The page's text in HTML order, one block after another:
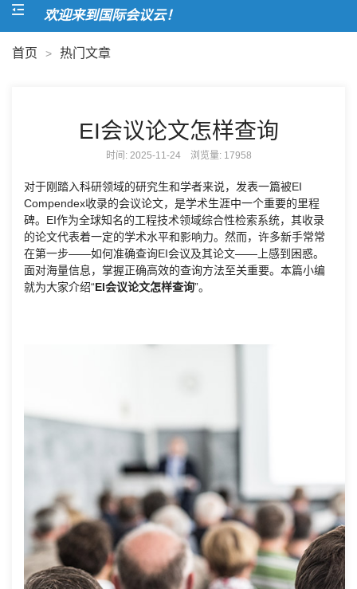
欢迎来到国际会议云！
首页 > 热门文章
EI会议论文怎样查询
时间: 2025-11-24 浏览量: 17958
对于刚踏入科研领域的研究生和学者来说，发表一篇被EI
Compendex收录的会议论文，是学术生涯中一个重要的里程
碑。EI作为全球知名的工程技术领域综合性检索系统，其收录
的论文代表着一定的学术水平和影响力。然而，许多新手常常
在第一步——如何准确查询EI会议及其论文——上感到困惑。
面对海量信息，掌握正确高效的查询方法至关重要。本篇小编
就为大家介绍“EI会议论文怎样查询”。